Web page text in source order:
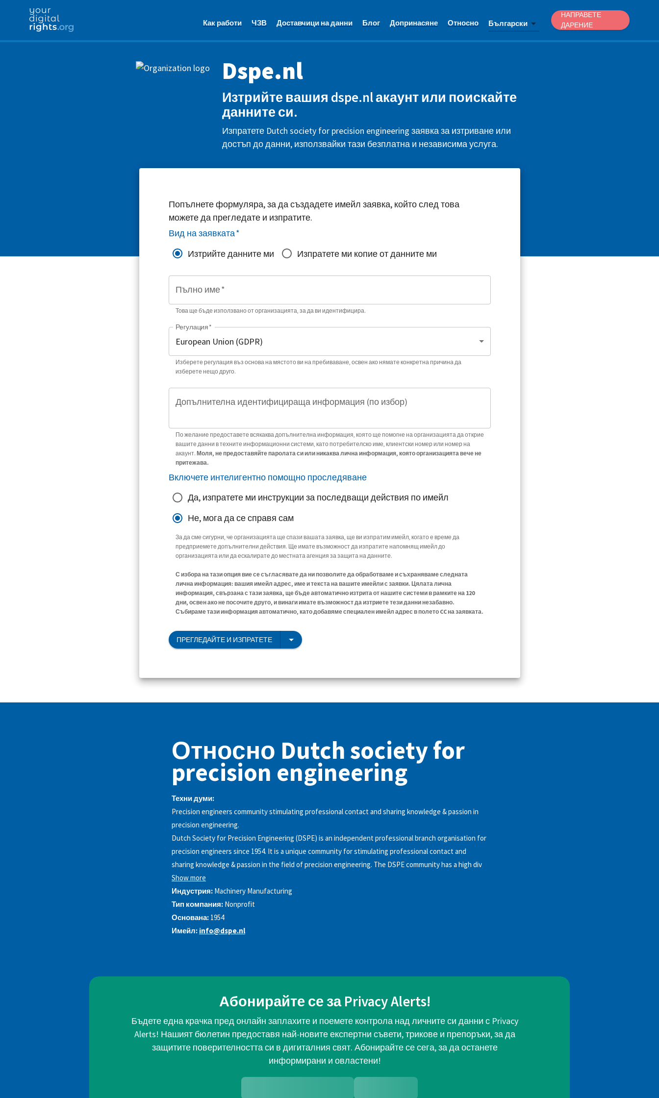
Как работи ЧЗВ Доставчици на данни Блог Допринасяне Относно Български
НАПРАВЕТЕ
ДАРЕНИЕ
Dspe.nl
Изтрийте вашия dspe.nl акаунт или поискайте
данните си.
Изпратете Dutch society for precision engineering заявка за изтриване или
достъп до данни, използвайки тази безплатна и независима услуга.
Попълнете формуляра, за да създадете имейл заявка, който след това
можете да прегледате и изпратите.
Вид на заявката*
Изтрийте данните ми
Изпратете ми копие от данните ми
Пълно име*
Това ще бъде използвано от организацията, за да ви идентифицира.
Регулация *
Изберете регулация въз основа на мястото ви на пребиваване, освен ако нямате конкретна причина да
изберете нещо друго.
Допълнителна идентифицираща информация (по избор)
По желание предоставете всякаква допълнителна информация, която ще помогне на организацията да открие
вашите данни в техните информационни системи, като потребителско име, клиентски номер или номер на
акаунт. Моля, не предоставяйте паролата си или никаква лична информация, която организацията вече не
притежава.
Включете интелигентно помощно проследяване
Да, изпратете ми инструкции за последващи действия по имейл
Не, мога да се справя сам
За да сме сигурни, че организацията ще спази вашата заявка, ще ви изпратим имейл, когато е време да
предприемете допълнителни действия. Ще имате възможност да изпратите напомнящ имейл до
организацията или да ескалирате до местната агенция за защита на данните.
С избора на тази опция вие се съгласявате да ни позволите да обработваме и съхраняваме следната
лична информация: вашия имейл адрес, име и текста на вашите имейли с заявки. Цялата лична
информация, свързана с тази заявка, ще бъде автоматично изтрита от нашите системи в рамките на 120
дни, освен ако не посочите друго, и винаги имате възможност да изтриете тези данни незабавно.
Събираме тази информация автоматично, като добавяме специален имейл адрес в полето CC на заявката.
ПРЕГЛЕДАЙТЕ И ИЗПРАТЕТЕ
Относно Dutch society for
precision engineering
Техни думи:
Precision engineers community stimulating professional contact and sharing knowledge & passion in
precision engineering.
Dutch Society for Precision Engineering (DSPE) is an independent professional branch organisation for
precision engineers since 1954. It is a unique community for stimulating professional contact and
sharing knowledge & passion in the field of precision engineering. The DSPE community has a high div
Show more
Индустрия: Machinery Manufacturing
Тип компания: Nonprofit
Основана: 1954
Имейл: info@dspe.nl
Абонирайте се за Privacy Alerts!
Бъдете една крачка пред онлайн заплахите и поемете контрола над личните си данни с Privacy
Alerts! Нашият бюлетин предоставя най-новите експертни съвети, трикове и препоръки, за да
защитите поверителността си в дигиталния свят. Абонирайте се сега, за да останете
информирани и овластени!